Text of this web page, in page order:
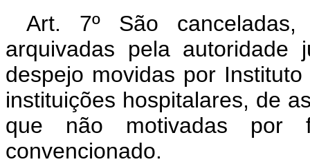
Art. 7º São canceladas,
arquivadas pela autoridade
despejo movidas por
instituições hospitalares, de
que não motivadas por
convencionado.